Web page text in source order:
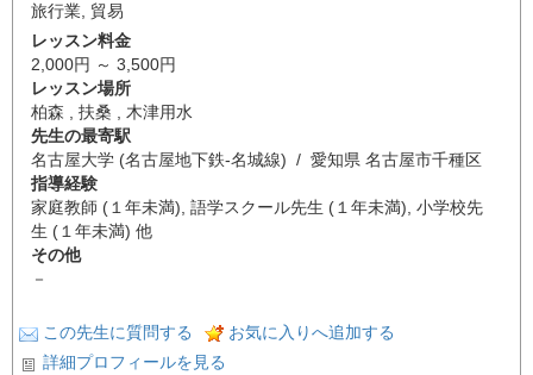
旅行業, 貿易
レッスン料金
2,000円 ～ 3,500円
レッスン場所
柏森 , 扶桑 , 木津用水
先生の最寄駅
名古屋大学 (名古屋地下鉄-名城線) / 愛知県 名古屋市千種区
指導経験
家庭教師 (１年未満), 語学スクール先生 (１年未満), 小学校先
生 (１年未満) 他
その他
－
この先生に質問する
お気に入りへ追加する
詳細プロフィールを見る